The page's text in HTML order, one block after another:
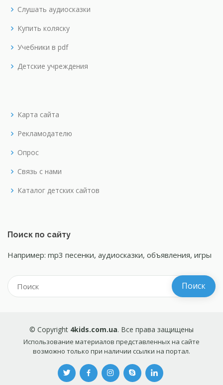
Слушать аудиосказки
Купить коляску
Учебники в pdf
Детские учреждения
Карта сайта
Рекламодателю
Опрос
Связь с нами
Каталог детских сайтов
Поиск по сайту
Например: mp3 песенки, аудиосказки, объявления, игры
© Copyright 4kids.com.ua. Все права защищены
Использование материалов представленных на сайте
возможно только при наличии ссылки на портал.